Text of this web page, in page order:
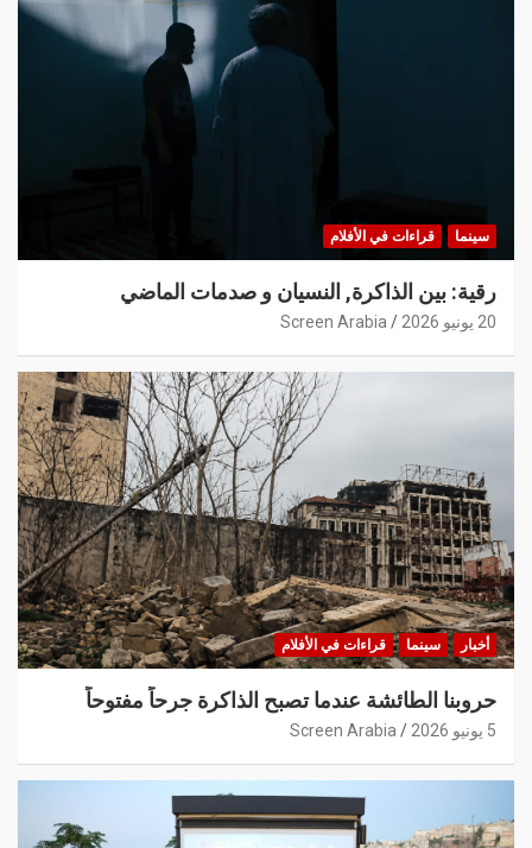
سينما قراءات في الأفلام
رقية: بين الذاكرة, النسيان و صدمات الماضي
20 يونيو 2026 Screen Arabia
أخبار سينما قراءات في الأفلام
حروبنا الطائشة عندما تصبح الذاكرة جرحاً مفتوحاً
5 يونيو 2026 Screen Arabia